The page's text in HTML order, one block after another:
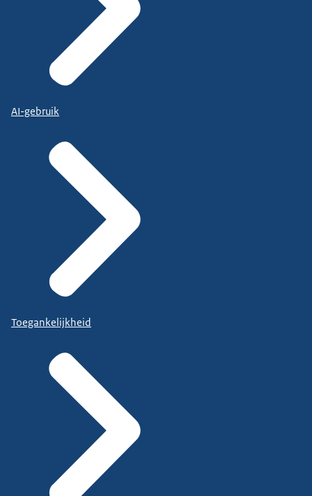
AI-gebruik
Toegankelijkheid